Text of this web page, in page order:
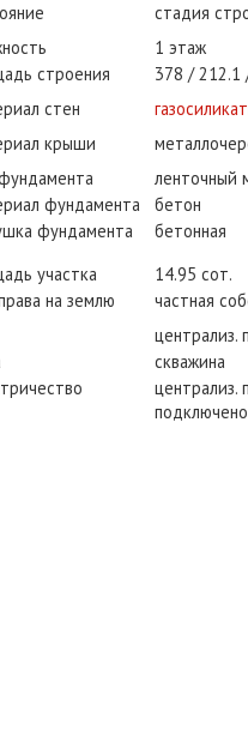
стадия
1 этаж
строения
378 212.1
стен
крыши
ленточный
фундамента
бетон
фундамента
бетонная
участка
14.95 сот.
на землю
частная
централиз.
скважина
централиз.
подключено